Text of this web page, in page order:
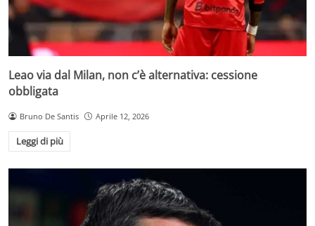
Leao via dal Milan, non c’è alternativa: cessione
obbligata
Bruno De Santis Aprile 12, 2026
Leggi di più